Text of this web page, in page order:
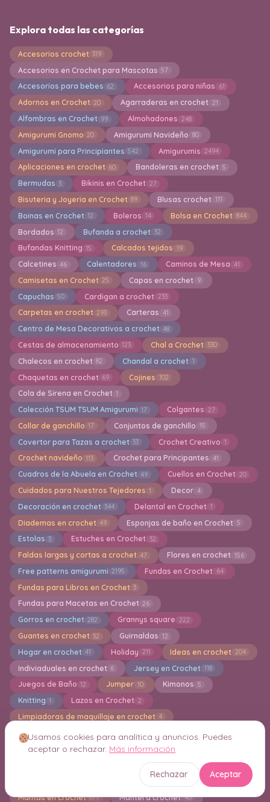
Explora todas las categorías
Accesorios crochet 319
Accesorios en Crochet para Mascotas 57
Accesorios para bebes 62 Accesorios para niñas 61
Adornos en Crochet 20 Agarraderas en crochet 21
Alfombras en Crochet 99 Almohadones 248
Amigurumi Gnomo 20 Amigurumi Navideño 80
Amigurumi para Principiantes 542 Amigurumis 2494
Aplicaciones en crochet 60 Bandoleras en crochet 5
Bermudas 3 Bikinis en Crochet 27
Bisuteria y Joyeria en Crochet 89 Blusas crochet 111
Boinas en Crochet 12 Boleros 14 Bolsa en Crochet 844
Bordados 12 Bufanda a crochet 32
Bufandas Knitting 15 Calcados tejidos 19
Calcetines 46 Calentadores 16 Caminos de Mesa 41
Camisetas en Crochet 25 Capas en crochet 9
Capuchas 50 Cardigan a crochet 233
Carpetas en crochet 293 Carteras 41
Centro de Mesa Decorativos a crochet 48
Cestas de almacenamiento 123 Chal a Crochet 330
Chalecos en crochet 82 Chandal a crochet 1
Chaquetas en crochet 69 Cojines 102
Cola de Sirena en Crochet 1
Colección TSUM TSUM Amigurumi 17 Colgantes 27
Collar de ganchillo 17 Conjuntos de ganchillo 15
Covertor para Tazas a crochet 33 Crochet Creativo 1
Crochet navideño 113 Crochet para Principantes 41
Cuadros de la Abuela en Crochet 49 Cuellos en Crochet 20
Cuidados para Nuestros Tejedores 1 Decor 4
Decoración en crochet 344 Delantal en Crochet 1
Diademas en crochet 49 Esponjas de baño en Crochet 5
Estolas 3 Estuches en Crochet 32
Faldas largas y cortas a crochet 47 Flores en crochet 156
Free patterns amigurumi 2195 Fundas en Crochet 64
Fundas para Libros en Crochet 3
Fundas para Macetas en Crochet 26
Gorros en crochet 282 Grannys square 222
Guantes en crochet 32 Guirnaldas 12
Hogar en crochet 41 Holiday 211 Ideas en crochet 204
Indiviaduales en crochet 6 Jersey en Crochet 118
Juegos de Baño 12 Jumper 10 Kimonos 5
Knitting 1 Lazos en Crochet 2
Limpiadoras de maquillaje en crochet 4
Llaveros Amigurumis
Los Mejores 25 Patrones en Crochet 4
Manoplas en Crochet 5
Mantas de Apego 112
Mantas en crochet 877 Mantel a crochet 40
Usamos cookies para analítica y anuncios. Puedes
aceptar o rechazar. Más información
Rechazar Aceptar